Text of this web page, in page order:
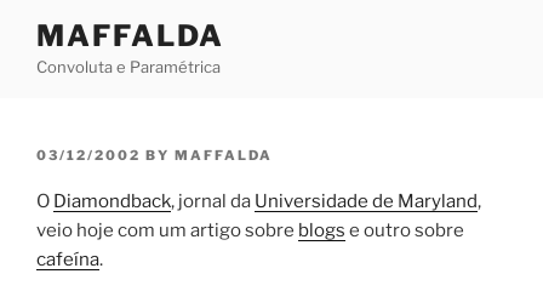
content
MAFFALDA
Convoluta e Paramétrica
POSTED
03/12/2002 BY MAFFALDA
O Diamondback, jornal da Universidade de Maryland,
veio hoje com um artigo sobre blogs e outro sobre
cafeína.